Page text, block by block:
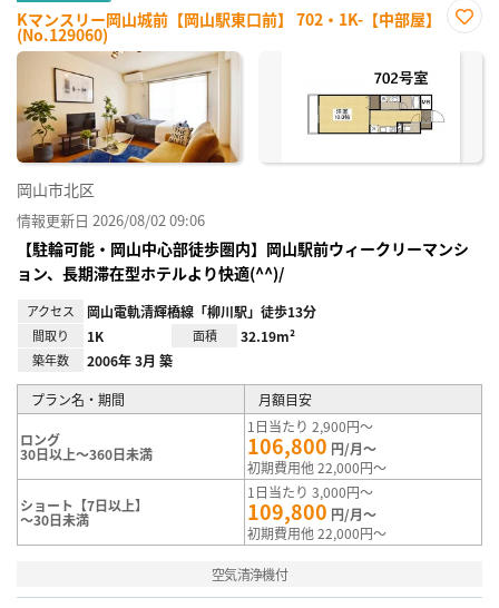
Kマンスリー岡山城前【岡山駅東口前】 702・1K-【中部屋】
(No.129060)
に入
岡山市北区
情報更新日 2026/08/02 09:06
【駐輪可能・岡山中心部徒歩圏内】岡山駅前ウィークリーマンシ
ョン、長期滞在型ホテルより快適(^^)/
アクセス 岡山電軌清輝橋線「柳川駅」徒歩13分
間取り 1K 面積 32.19m²
築年数 2006年 3月 築
プラン名・期間 月額目安
ロング
30日以上～360日未満
1日当たり 2,900円～
106,800 円/月～
初期費用他 22,000円～
ショート【7日以上】
～30日未満
1日当たり 3,000円～
109,800 円/月～
初期費用他 22,000円～
空気清浄機付